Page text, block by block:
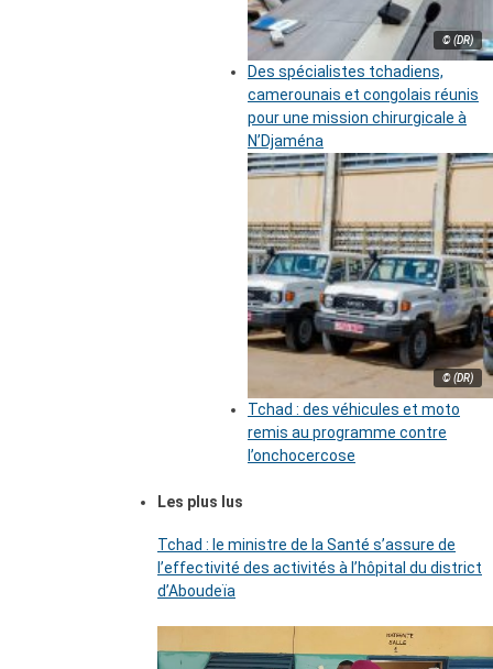
© (DR)
Des spécialistes tchadiens,
camerounais et congolais réunis
pour une mission chirurgicale à
N’Djaména
© (DR)
Tchad : des véhicules et moto
remis au programme contre
l’onchocercose
Les plus lus
Tchad : le ministre de la Santé s’assure de
l’effectivité des activités à l’hôpital du district
d’Aboudeïa